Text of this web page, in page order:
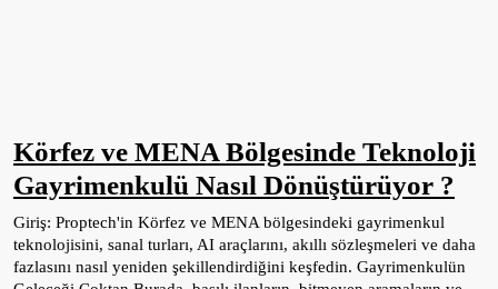
Körfez ve MENA Bölgesinde Teknoloji
Gayrimenkulü Nasıl Dönüştürüyor ?
Giriş: Proptech'in Körfez ve MENA bölgesindeki gayrimenkul
teknolojisini, sanal turları, AI araçlarını, akıllı sözleşmeleri ve daha
fazlasını nasıl yeniden şekillendirdiğini keşfedin. Gayrimenkulün